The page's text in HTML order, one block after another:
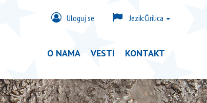
Uloguj se Jezik:Ćirilica
O NAMA VESTI KONTAKT